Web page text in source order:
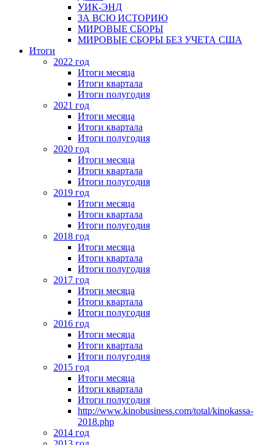
УИК-ЭНД
ЗА ВСЮ ИСТОРИЮ
МИРОВЫЕ СБОРЫ
МИРОВЫЕ СБОРЫ БЕЗ УЧЕТА США
Итоги
2022 год
Итоги месяца
Итоги квартала
Итоги полугодия
2021 год
Итоги месяца
Итоги квартала
Итоги полугодия
2020 год
Итоги месяца
Итоги квартала
Итоги полугодия
2019 год
Итоги месяца
Итоги квартала
Итоги полугодия
2018 год
Итоги месяца
Итоги квартала
Итоги полугодия
2017 год
Итоги месяца
Итоги квартала
Итоги полугодия
2016 год
Итоги месяца
Итоги квартала
Итоги полугодия
2015 год
Итоги месяца
Итоги квартала
Итоги полугодия
http://www.kinobusiness.com/total/kinokassa-
2018.php
2014 год